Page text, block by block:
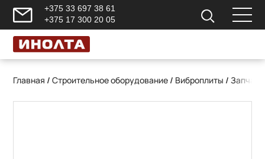
+375 33 697 38 61
+375 17 300 20 05
Главная /Строительное оборудование / Виброплиты /